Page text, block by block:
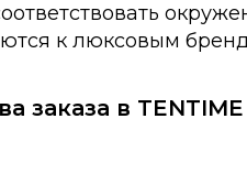
к люксовым
заказа в TENTIME